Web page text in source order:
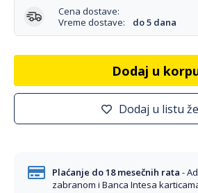
Cena dostave:
Vreme dostave:
do 5 dana
Dodaj u
Dodaj u listu
Plaćanje do 18 mesečnih rata -
zabranom i Banca Intesa